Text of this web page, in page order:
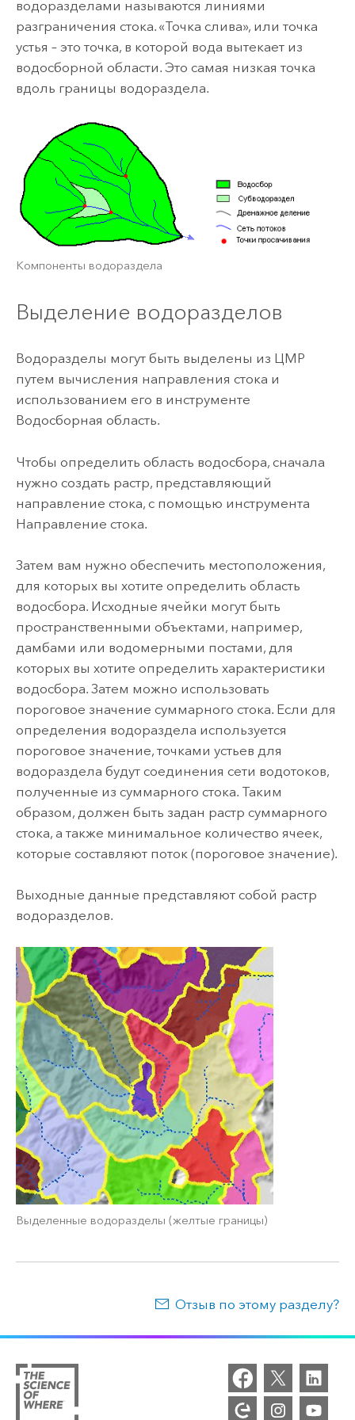
водоразделами называются линиями
разграничения стока. «Точка слива», или точка
устья – это точка, в которой вода вытекает из
водосборной области. Это самая низкая точка
вдоль границы водораздела.
Компоненты водораздела
Выделение водоразделов
Водоразделы могут быть выделены из ЦМР
путем вычисления направления стока и
использованием его в инструменте
Водосборная область.
Чтобы определить область водосбора, сначала
нужно создать растр, представляющий
направление стока, с помощью инструмента
Направление стока.
Затем вам нужно обеспечить местоположения,
для которых вы хотите определить область
водосбора. Исходные ячейки могут быть
пространственными объектами, например,
дамбами или водомерными постами, для
которых вы хотите определить характеристики
водосбора. Затем можно использовать
пороговое значение суммарного стока. Если для
определения водораздела используется
пороговое значение, точками устьев для
водораздела будут соединения сети водотоков,
полученные из суммарного стока. Таким
образом, должен быть задан растр суммарного
стока, а также минимальное количество ячеек,
которые составляют поток (пороговое значение).
Выходные данные представляют собой растр
водоразделов.
Выделенные водоразделы (желтые границы)
Отзыв по этому разделу?